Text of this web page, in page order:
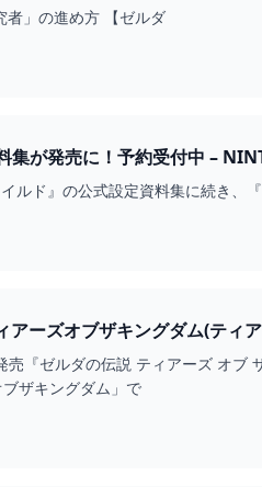
者」の進め方 【ゼルダ
集が発売に！予約受付中 –
ルド』の公式設定資料集に続き
ーズオブザキングダム(ティ
『ゼルダの伝説 ティアーズ オ
ザキングダム」で